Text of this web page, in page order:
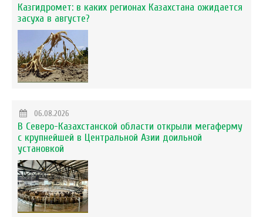
Казгидромет: в каких регионах Казахстана ожидается
засуха в августе?
06.08.2026
В Северо-Казахстанской области открыли мегаферму
с крупнейшей в Центральной Азии доильной
установкой